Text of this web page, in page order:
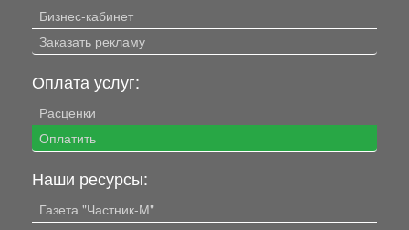
Бизнес-кабинет
Заказать рекламу
Оплата услуг:
Расценки
Оплатить
Наши ресурсы:
Газета "Частник-М"